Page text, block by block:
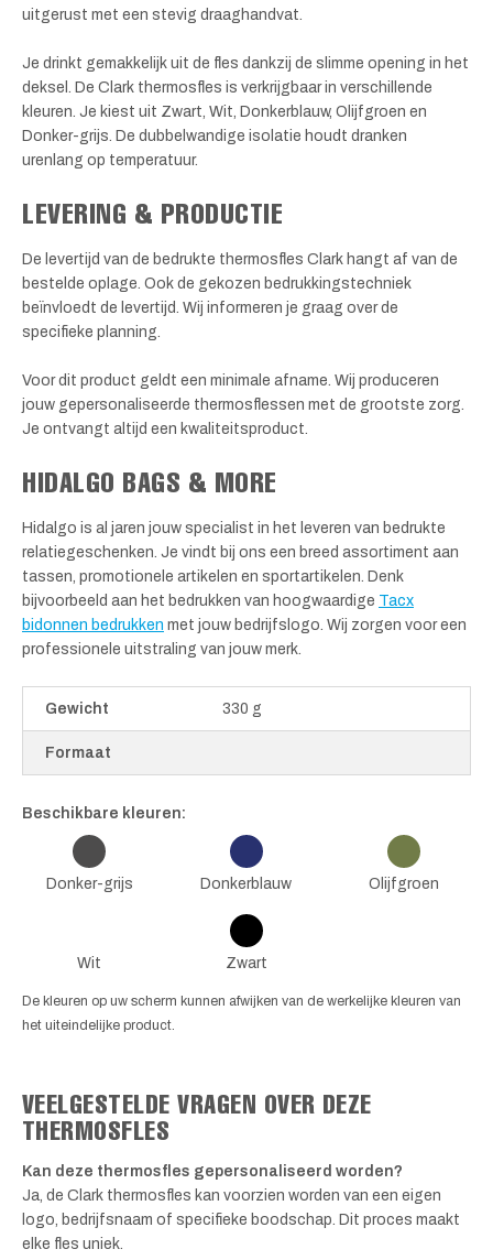
uitgerust met een stevig draaghandvat.
Je drinkt gemakkelijk uit de fles dankzij de slimme opening in het
deksel. De Clark thermosfles is verkrijgbaar in verschillende
kleuren. Je kiest uit Zwart, Wit, Donkerblauw, Olijfgroen en
Donker-grijs. De dubbelwandige isolatie houdt dranken
urenlang op temperatuur.
LEVERING & PRODUCTIE
De levertijd van de bedrukte thermosfles Clark hangt af van de
bestelde oplage. Ook de gekozen bedrukkingstechniek
beïnvloedt de levertijd. Wij informeren je graag over de
specifieke planning.
Voor dit product geldt een minimale afname. Wij produceren
jouw gepersonaliseerde thermosflessen met de grootste zorg.
Je ontvangt altijd een kwaliteitsproduct.
HIDALGO BAGS & MORE
Hidalgo is al jaren jouw specialist in het leveren van bedrukte
relatiegeschenken. Je vindt bij ons een breed assortiment aan
tassen, promotionele artikelen en sportartikelen. Denk
bijvoorbeeld aan het bedrukken van hoogwaardige Tacx
bidonnen bedrukken met jouw bedrijfslogo. Wij zorgen voor een
professionele uitstraling van jouw merk.
Gewicht 330 g
Formaat
Beschikbare kleuren:
Donker-grijs Donkerblauw Olijfgroen
Wit Zwart
De kleuren op uw scherm kunnen afwijken van de werkelijke kleuren van
het uiteindelijke product.
VEELGESTELDE VRAGEN OVER DEZE
THERMOSFLES
Kan deze thermosfles gepersonaliseerd worden?
Ja, de Clark thermosfles kan voorzien worden van een eigen
logo, bedrijfsnaam of specifieke boodschap. Dit proces maakt
elke fles uniek.